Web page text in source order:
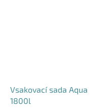
Vsakovací sada Aqua
1800l